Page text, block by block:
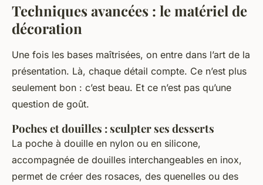
Techniques avancées : le matériel de
décoration
Une fois les bases maîtrisées, on entre dans l’art de la
présentation. Là, chaque détail compte. Ce n’est plus
seulement bon : c’est beau. Et ce n’est pas qu’une
question de goût.
Poches et douilles : sculpter ses desserts
La poche à douille en nylon ou en silicone,
accompagnée de douilles interchangeables en inox,
permet de créer des rosaces, des quenelles ou des